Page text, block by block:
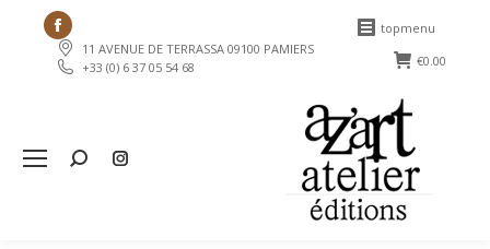
Facebook
page
opens
window
11 AVENUE DE TERRASSA 09100 PAMIERS
+33 (0) 6 37 05 54 68
topmenu
€0.00
Search: